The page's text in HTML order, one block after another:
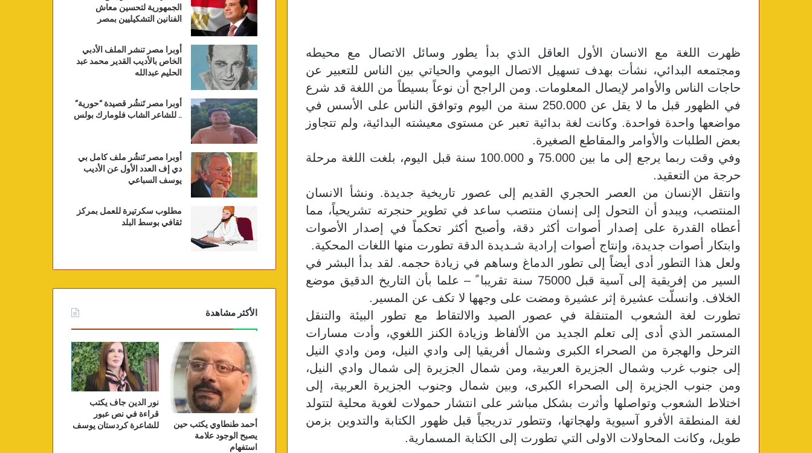
ظهرت اللغة مع الانسان الأول العاقل الذي بدأ يطور وسائل الاتصال مع محيطه
ومجتمعه البدائي، نشأت بهدف تسهيل الاتصال اليومي والحياتي بين الناس للتعبير عن
حاجات الناس والأوامر لإيصال المعلومات. ومن الراجح أن نوعاً بسيطاً من اللغة قد شرع
في الظهور قبل ما لا يقل عن 250.000 سنة من اليوم وتوافق الناس على الأسس في
مواضعها واحدة فواحدة. وكانت لغة بدائية تعبر عن مستوى معيشته البدائية، ولم تتجاوز
بعض الطلبات والأوامر والمقاطع الصغيرة.
وفي وقت ربما يرجع إلى ما بين 75.000 و 100.000 سنة قبل اليوم، بلغت اللغة مرحلة
حرجة من التعقيد.
وانتقل الإنسان من العصر الحجري القديم إلى عصور تاريخية جديدة. ونشأ الانسان
المنتصب، ويبدو أن التحول إلى إنسان منتصب ساعد في تطوير حنجرته تشريحياً، مما
أعطاه القدرة على إصدار أصوات أكثر دقة، وأصبح أكثر تحكماً في إصدار الأصوات
وابتكار أصوات جديدة، وإنتاج أصوات إرادية شـديدة الدقة تطورت منها اللغات المحكية.
ولعل هذا التطور أدى أيضاً إلى تطور الدماغ وساهم في زيادة حجمه. لقد بدأ البشر في
السير من إفريقية إلى آسية قبل 75000 سنة تقريبا ً – علما بأن التاريخ الدقيق موضع
الخلاف. وانسلّت عشيرة إثر عشيرة ومضت على وجهها لا تكف عن المسير.
تطورت لغة الشعوب المتنقلة في عصور الصيد والالتقاط مع تطور البيئة والتنقل
المستمر الذي أدى إلى تعلم الجديد من الألفاظ وزيادة الكنز اللغوي، وأدت مسارات
الترحل والهجرة من الصحراء الكبرى وشمال أفريقيا إلى وادي النيل، ومن وادي النيل
إلى جنوب غرب وشمال الجزيرة العربية، ومن شمال الجزيرة إلى شمال وادي النيل،
ومن جنوب الجزيرة إلى الصحراء الكبرى، وبين شمال وجنوب الجزيرة العربية، إلى
اختلاط الشعوب وتواصلها وأثرت بشكل مباشر على انتشار حمولات لغوية محلية لتتولد
لغة المنطقة الأفرو آسيوية ولهجاتها، وتتطور تدريجياً قبل ظهور الكتابة والتدوين بزمن
طويل، وكانت المحاولات الاولى التي تطورت إلى الكتابة المسمارية.
الجمهورية لتحسين معاش
الفنانين التشكيليين بمصر
أوبرا مصر تنشر الملف الأدبي
الخاص بالأديب القدير محمد عبد
الحليم عبدالله
أوبرا مصر تَنشُر قصيدة “حورية”
.. للشاعر الشاب فلومارك بولس
أوبرا مصر تَنشُر ملف كامل بي
دي إف العدد الأول عن الأديب
يوسف السباعي
مطلوب سكرتيرة للعمل بمركز
ثقافي بوسط البلد
الأكثر مشاهدة
أحمد طنطاوي يكتب حين
يصبح الوجود علامة
استفهام
نور الدين جاف يكتب
قراءة في نص عبور
للشاعرة كردستان يوسف